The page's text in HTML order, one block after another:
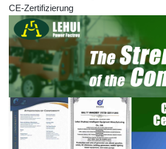
CE-Zertifizierung